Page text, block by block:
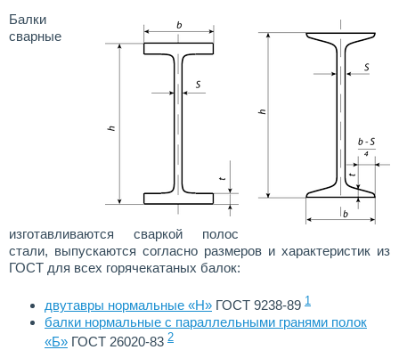
Балки
сварные
изготавливаются сваркой полос
стали, выпускаются согласно размеров и характеристик из
ГОСТ для всех горячекатаных балок:
двутавры нормальные «Н» ГОСТ 9238-89 1
балки нормальные с параллельными гранями полок
«Б» ГОСТ 26020-83 2